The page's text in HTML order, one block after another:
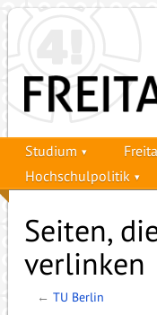
Studium
Hochschulpolitik
Seiten,
verlinken
←TU Berlin